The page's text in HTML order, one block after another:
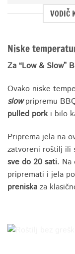
VODIČ
Niske
Za “Low & Slow”
Ovako niske
slowpripremu
pulled pork i bilo
Priprema jela na
zatvoreni roštilj ili
sve do 20 sati. Na
pripremati i jela
preniska za